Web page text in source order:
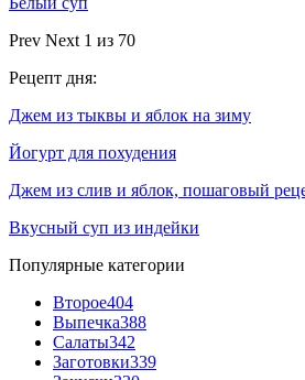
Prev Next 1 из 70
Рецепт дня:
Джем из тыквы и яблок на зиму
Йогурт для похудения
Джем из слив и яблок, пошаговый
Вкусный суп из индейки
Популярные категории
Второе404
Выпечка388
Салаты342
Заготовки339